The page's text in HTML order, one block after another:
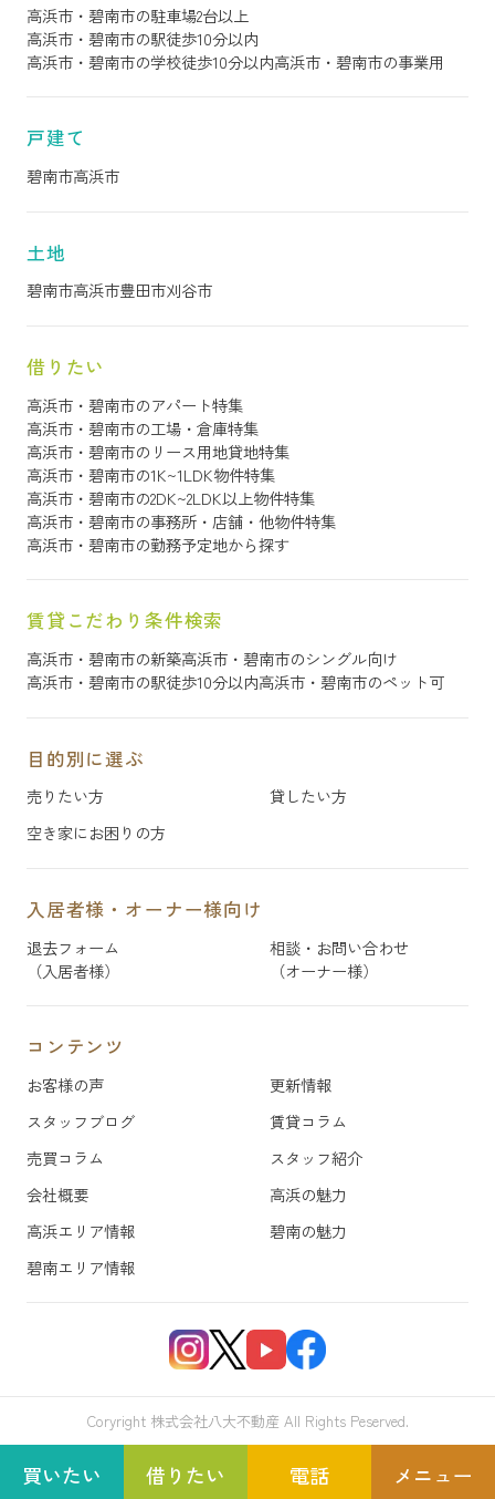
高浜市・碧南市の駐車場2台以上
高浜市・碧南市の駅徒歩10分以内
高浜市・碧南市の学校徒歩10分以内高浜市・碧南市の事業用
戸建て
碧南市高浜市
土地
碧南市高浜市豊田市刈谷市
借りたい
高浜市・碧南市のアパート特集
高浜市・碧南市の工場・倉庫特集
高浜市・碧南市のリース用地貸地特集
高浜市・碧南市の1K~1LDK物件特集
高浜市・碧南市の2DK~2LDK以上物件特集
高浜市・碧南市の事務所・店舗・他物件特集
高浜市・碧南市の勤務予定地から探す
賃貸こだわり条件検索
高浜市・碧南市の新築高浜市・碧南市のシングル向け
高浜市・碧南市の駅徒歩10分以内高浜市・碧南市のペット可
目的別に選ぶ
売りたい方
貸したい方
空き家にお困りの方
入居者様・オーナー様向け
退去フォーム
（入居者様）
相談・お問い合わせ
（オーナー様）
コンテンツ
お客様の声
更新情報
スタッフブログ
賃貸コラム
売買コラム
スタッフ紹介
会社概要
高浜の魅力
高浜エリア情報
碧南の魅力
碧南エリア情報
Coryright 株式会社八大不動産 All Rights Peserved.
買いたい 借りたい 電話 メニュー